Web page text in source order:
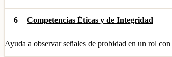
6 Competencias Éticas y de Integridad
Ayuda a observar señales de probidad en un rol